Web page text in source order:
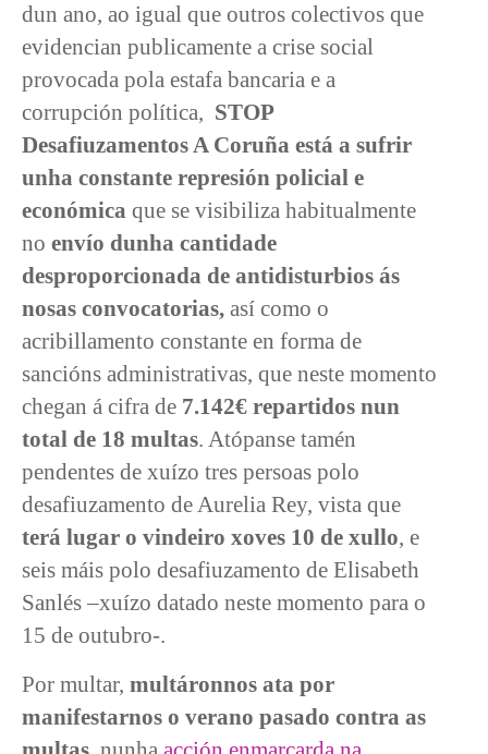
dun ano, ao igual que outros colectivos que
evidencian publicamente a crise social
provocada pola estafa bancaria e a
corrupción política, STOP
Desafiuzamentos A Coruña está a sufrir
unha constante represión policial e
económica que se visibiliza habitualmente
no envío dunha cantidade
desproporcionada de antidisturbios ás
nosas convocatorias, así como o
acribillamento constante en forma de
sancións administrativas, que neste momento
chegan á cifra de 7.142€ repartidos nun
total de 18 multas. Atópanse tamén
pendentes de xuízo tres persoas polo
desafiuzamento de Aurelia Rey, vista que
terá lugar o vindeiro xoves 10 de xullo, e
seis máis polo desafiuzamento de Elisabeth
Sanlés –xuízo datado neste momento para o
15 de outubro-.
Por multar, multáronnos ata por
manifestarnos o verano pasado contra as
multas , nunha acción enmarcarda na